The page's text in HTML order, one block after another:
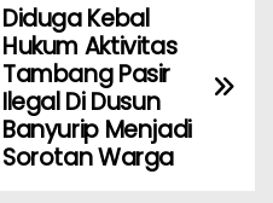
Diduga Kebal
Hukum Aktivitas
Tambang Pasir
Ilegal Di Dusun
Banyurip Menjadi
Sorotan Warga